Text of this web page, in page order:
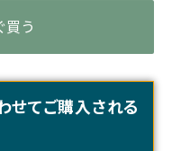
買う
せてご購入される